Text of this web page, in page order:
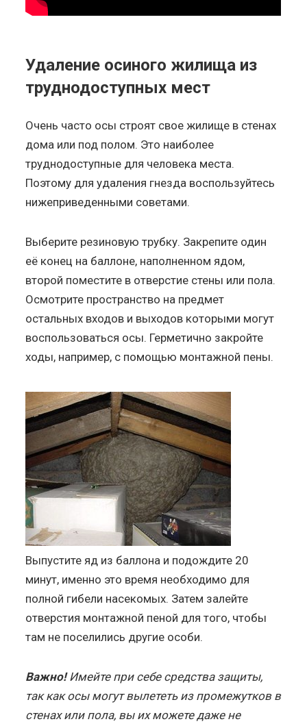
Удаление осиного жилища из
труднодоступных мест
Очень часто осы строят свое жилище в стенах
дома или под полом. Это наиболее
труднодоступные для человека места.
Поэтому для удаления гнезда воспользуйтесь
нижеприведенными советами.
Выберите резиновую трубку. Закрепите один
её конец на баллоне, наполненном ядом,
второй поместите в отверстие стены или пола.
Осмотрите пространство на предмет
остальных входов и выходов которыми могут
воспользоваться осы. Герметично закройте
ходы, например, с помощью монтажной пены.
Выпустите яд из баллона и подождите 20
минут, именно это время необходимо для
полной гибели насекомых. Затем залейте
отверстия монтажной пеной для того, чтобы
там не поселились другие особи.
Важно!Имейте при себе средства защиты,
так как осы могут вылететь из промежутков в
стенах или пола, вы их можете даже не